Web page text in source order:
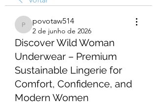
povotaw514
povotaw514
2 de junho de 2026
Discover Wild Woman
Underwear – Premium
Sustainable Lingerie for
Comfort, Confidence, and
Modern Women